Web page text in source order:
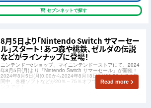
セブンネットで探す
8月5日より「Nintendo Switch サマーセー
ル」スタート！あつ森や桃鉄、ゼルダの伝説
などがラインナップに登場！
ニンテンドーeショップ、マイニンテンドーストアにて、2024
年8月5日(月)より「Nintendo Switch サマーセール」が開催！
2024年8月5日(月)0:00から2024年8月18日(日)23:59までの期
間中、各種ソフトなどが20％～75％オフでゲットできるチャ
Read more